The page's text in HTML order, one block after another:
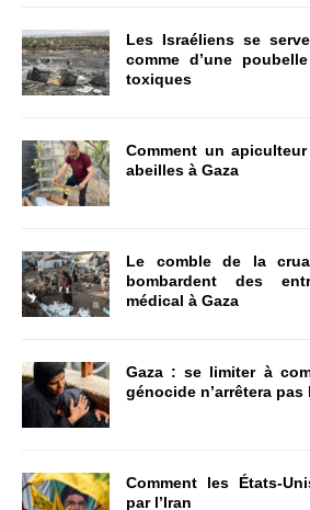
Les Israéliens se
comme d’une
toxiques
Comment un
abeilles à Gaza
Le comble de la
bombardent des
médical à Gaza
Gaza : se limiter à
génocide n’arrêtera
Comment les États-
par l’Iran